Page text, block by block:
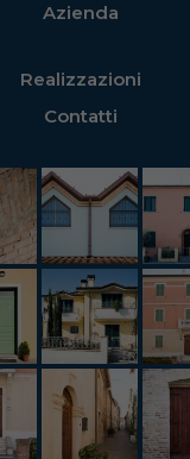
Azienda
Realizzazioni
Contatti